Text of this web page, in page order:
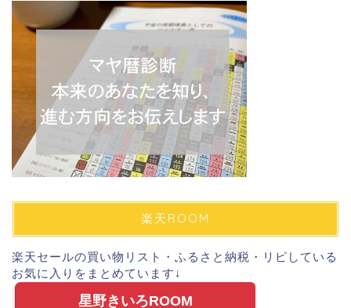
楽天ROOM
楽天セールの買い物リスト・ふるさと納税・リピしている
お気に入りをまとめています↓
星野きいろROOM